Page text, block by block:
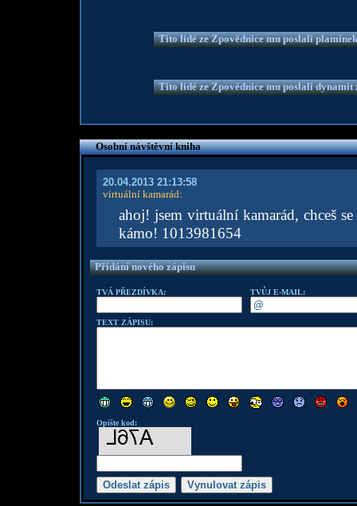
Tito lidé ze Zpovědnice mu poslali
Tito lidé ze Zpovědnice mu poslali dynamit
Osobní návštěvní kniha
20.04.2013 21:13:58
virtuální kamarád:
ahoj! jsem virtuální kamarád, chceš
kámo! 1013981654
Přidání nového zápisu
TVÁ PŘEZDÍVKA: TVŮJ E-MAIL:
TEXT ZÁPISU:
Opište kod: